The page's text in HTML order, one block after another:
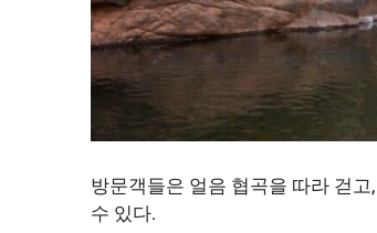
방문객들은 얼음 협곡을 따라 걷
수 있다.